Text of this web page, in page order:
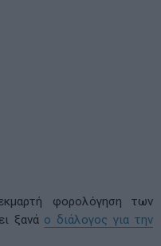
φορολόγηση των
ξανά ο διάλογος για την